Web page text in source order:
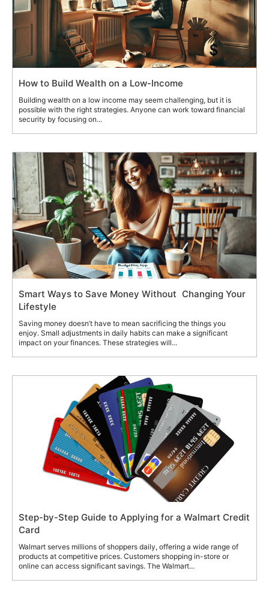
How to Build Wealth on a Low-Income
Building wealth on a low income may seem challenging, but it is
possible with the right strategies. Anyone can work toward financial
security by focusing on...
Smart Ways to Save Money Without Changing Your
Lifestyle
Saving money doesn’t have to mean sacrificing the things you
enjoy. Small adjustments in daily habits can make a significant
impact on your finances. These strategies will...
Step-by-Step Guide to Applying for a Walmart Credit
Card
Walmart serves millions of shoppers daily, offering a wide range of
products at competitive prices. Customers shopping in-store or
online can access significant savings. The Walmart...